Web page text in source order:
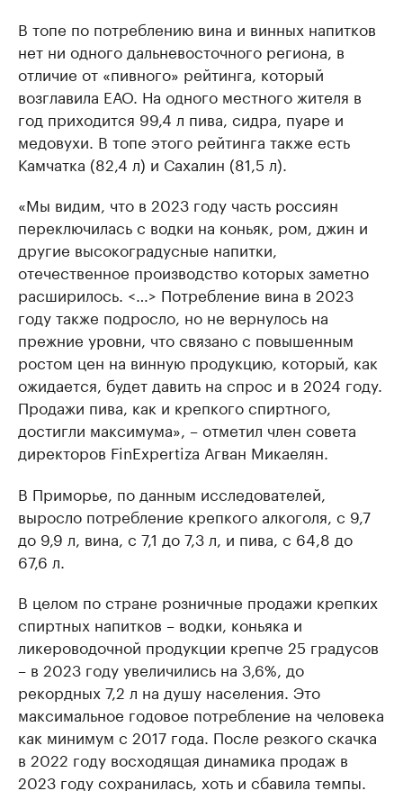
В топе по потреблению вина и винных напитков
нет ни одного дальневосточного региона, в
отличие от «пивного» рейтинга, который
возглавила ЕАО. На одного местного жителя в
год приходится 99,4 л пива, сидра, пуаре и
медовухи. В топе этого рейтинга также есть
Камчатка (82,4 л) и Сахалин (81,5 л).
«Мы видим, что в 2023 году часть россиян
переключилась с водки на коньяк, ром, джин и
другие высокоградусные напитки,
отечественное производство которых заметно
расширилось. <…> Потребление вина в 2023
году также подросло, но не вернулось на
прежние уровни, что связано с повышенным
ростом цен на винную продукцию, который, как
ожидается, будет давить на спрос и в 2024 году.
Продажи пива, как и крепкого спиртного,
достигли максимума», – отметил член совета
директоров FinExpertiza Агван Микаелян.
В Приморье, по данным исследователей,
выросло потребление крепкого алкоголя, с 9,7
до 9,9 л, вина, с 7,1 до 7,3 л, и пива, с 64,8 до
67,6 л.
В целом по стране розничные продажи крепких
спиртных напитков – водки, коньяка и
ликероводочной продукции крепче 25 градусов
– в 2023 году увеличились на 3,6%, до
рекордных 7,2 л на душу населения. Это
максимальное годовое потребление на человека
как минимум с 2017 года. После резкого скачка
в 2022 году восходящая динамика продаж в
2023 году сохранилась, хоть и сбавила темпы.